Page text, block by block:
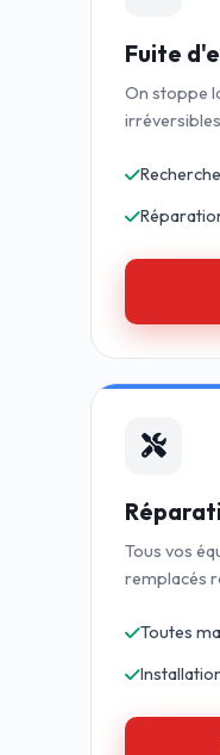
Fuite
On stoppe
Tous vos
remplacés
Toutes